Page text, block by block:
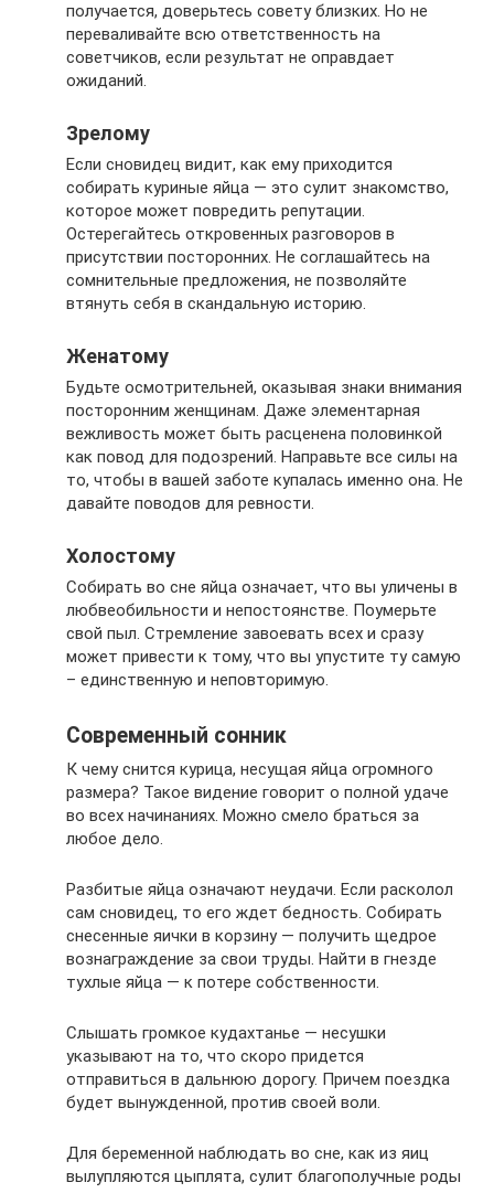
получается, доверьтесь совету близких. Но не
переваливайте всю ответственность на
советчиков, если результат не оправдает
ожиданий.
Зрелому
Если сновидец видит, как ему приходится
собирать куриные яйца — это сулит знакомство,
которое может повредить репутации.
Остерегайтесь откровенных разговоров в
присутствии посторонних. Не соглашайтесь на
сомнительные предложения, не позволяйте
втянуть себя в скандальную историю.
Женатому
Будьте осмотрительней, оказывая знаки внимания
посторонним женщинам. Даже элементарная
вежливость может быть расценена половинкой
как повод для подозрений. Направьте все силы на
то, чтобы в вашей заботе купалась именно она. Не
давайте поводов для ревности.
Холостому
Собирать во сне яйца означает, что вы уличены в
любвеобильности и непостоянстве. Поумерьте
свой пыл. Стремление завоевать всех и сразу
может привести к тому, что вы упустите ту самую
– единственную и неповторимую.
Современный сонник
К чему снится курица, несущая яйца огромного
размера? Такое видение говорит о полной удаче
во всех начинаниях. Можно смело браться за
любое дело.
Разбитые яйца означают неудачи. Если расколол
сам сновидец, то его ждет бедность. Собирать
снесенные яички в корзину — получить щедрое
вознаграждение за свои труды. Найти в гнезде
тухлые яйца — к потере собственности.
Слышать громкое кудахтанье — несушки
указывают на то, что скоро придется
отправиться в дальнюю дорогу. Причем поездка
будет вынужденной, против своей воли.
Для беременной наблюдать во сне, как из яиц
вылупляются цыплята, сулит благополучные роды